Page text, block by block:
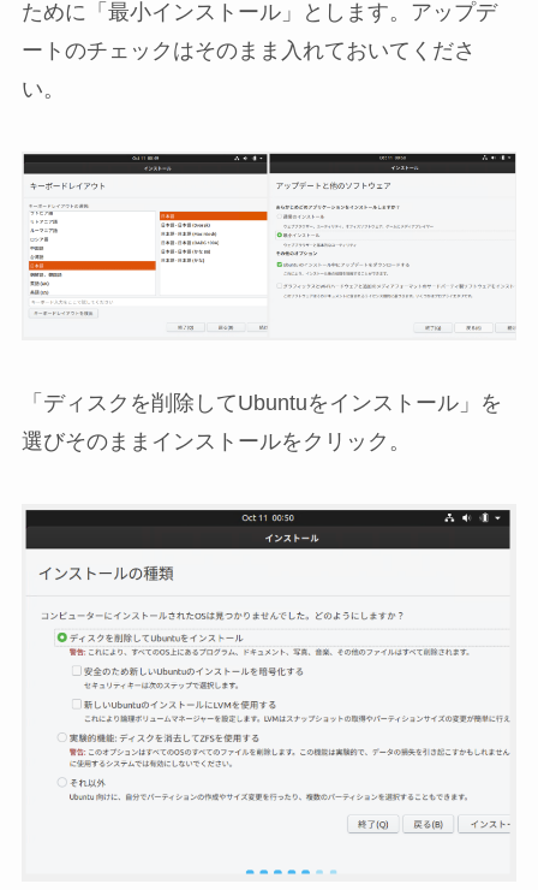
ために「最小インストール」とします。アップデ
ートのチェックはそのまま入れておいてくださ
い。
「ディスクを削除してUbuntuをインストール」を
選びそのままインストールをクリック。